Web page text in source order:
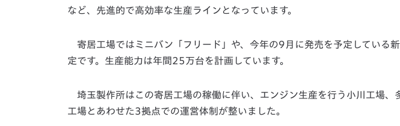
など、先進的で高効率な生産ラインとなっています。
寄居工場ではミニバン「フリード」や、今年の9月に発売を予定している
定です。生産能力は年間25万台を計画しています。
埼玉製作所はこの寄居工場の稼働に伴い、エンジン生産を行う小川工場、
工場とあわせた3拠点での運営体制が整いました。